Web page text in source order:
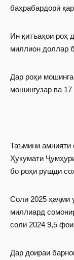
баҳрабардорӣ
Ин қитъаҳои роҳ
миллион доллар
Дар роҳи
мошингузар ва 17
Таъмини амнияти
Ҳукумати
бо роҳи рушди
Соли 2025 ҳаҷми
миллиард
соли 2024 9,5
Дар доираи